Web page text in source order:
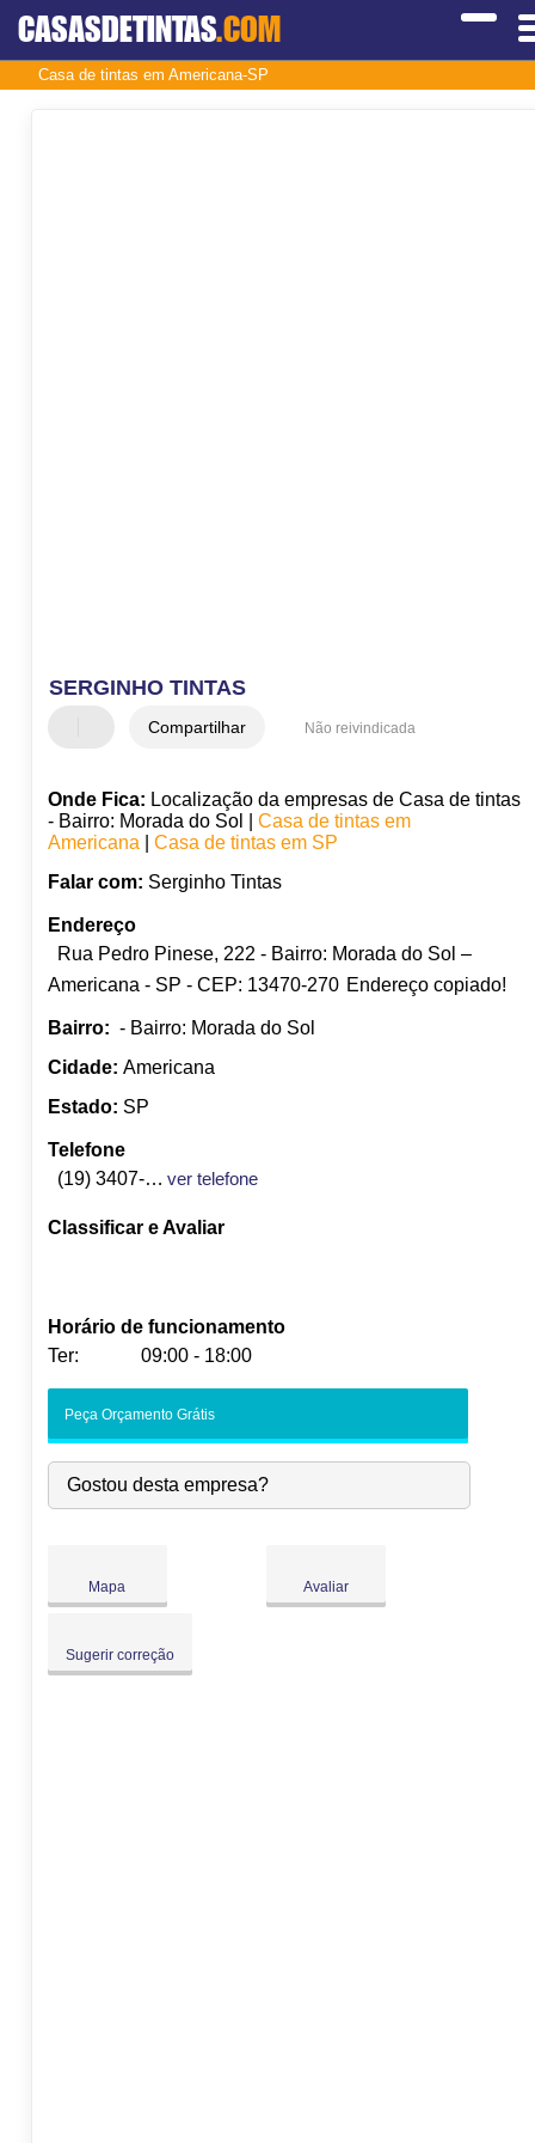
CASASDETINTAS.COM
Casa de tintas em Americana-SP
SERGINHO TINTAS
Compartilhar Não reivindicada
Onde Fica: Localização da empresas de Casa de tintas
- Bairro: Morada do Sol | Casa de tintas em
Americana| Casa de tintas em SP
Falar com: Serginho Tintas
Endereço
Rua Pedro Pinese, 222 - Bairro: Morada do Sol –
Americana - SP - CEP: 13470-270 Endereço copiado!
Bairro: - Bairro: Morada do Sol
Cidade: Americana
Estado: SP
Telefone
(19) 3407-5789
ver telefone
Classificar e Avaliar
Horário de funcionamento
Ter:
09:00 - 18:00
-
Qua:
09:00-18:00
Qui:
09:00-18:00
Peça Orçamento Grátis
Gostou desta empresa?
Mapa Avaliar
Sugerir correção